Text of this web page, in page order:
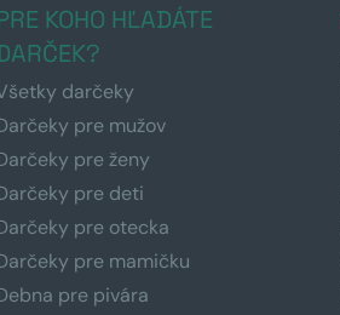
KOHO HĽADÁTE
darčeky
pre mužov
pre ženy
pre deti
pre otecka
pre mamičku
pre pivára